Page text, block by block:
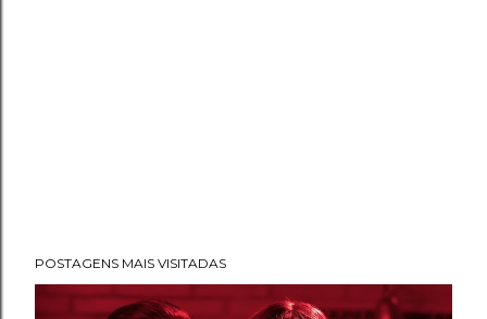
POSTAGENS MAIS VISITADAS